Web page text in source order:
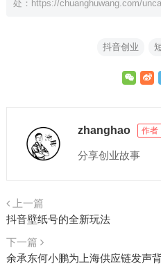
处： https://chuanghuwang.com/
抖音创业
zhanghao 作者
分享创业故事
上一篇
抖音壁纸号的全新玩法
下一篇
余承东何小鹏为上海供应链发声